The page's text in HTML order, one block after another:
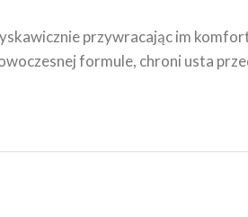
przywracając im
formule, chroni usta